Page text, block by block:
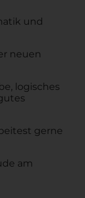
und
neuen
logisches
gerne
am